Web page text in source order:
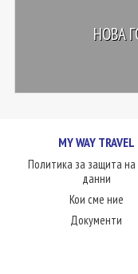
НОВА
MY WAY TRAVEL
Политика за защита на
данни
Кои сме ние
Документи